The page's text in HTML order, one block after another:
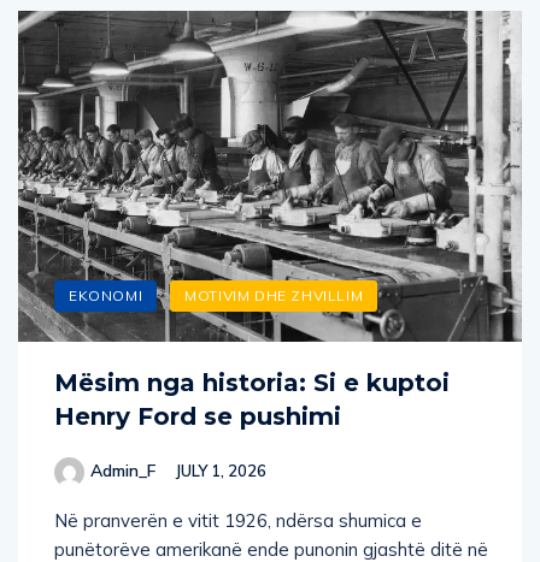
EKONOMI MOTIVIM DHE ZHVILLIM
Mësim nga historia: Si e kuptoi
Henry Ford se pushimi
Admin_F JULY 1, 2026
Në pranverën e vitit 1926, ndërsa shumica e
punëtorëve amerikanë ende punonin gjashtë ditë në